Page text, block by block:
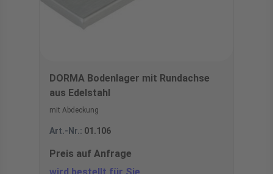
DORMA Bodenlager mit Rundachse
aus Edelstahl
mit Abdeckung
Art.-Nr.: 01.106
Preis auf Anfrage